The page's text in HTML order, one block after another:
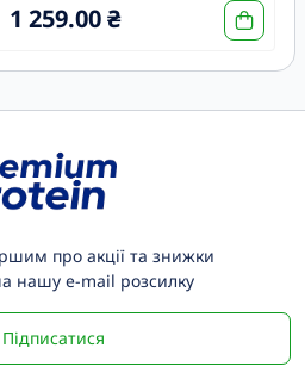
1 259.00 ₴
про акції та знижки
нашу e-mail розсилку
Підписатися